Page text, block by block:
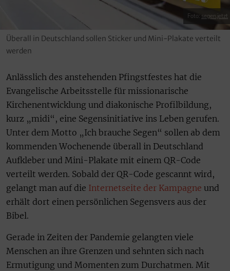
Foto: segen.jetzt
Überall in Deutschland sollen Sticker und Mini-Plakate verteilt
werden
Anlässlich des anstehenden Pfingstfestes hat die
Evangelische Arbeitsstelle für missionarische
Kirchenentwicklung und diakonische Profilbildung,
kurz „midi“, eine Segensinitiative ins Leben gerufen.
Unter dem Motto „Ich brauche Segen“ sollen ab dem
kommenden Wochenende überall in Deutschland
Aufkleber und Mini-Plakate mit einem QR-Code
verteilt werden. Sobald der QR-Code gescannt wird,
gelangt man auf die Internetseite der Kampagne und
erhält dort einen persönlichen Segensvers aus der
Bibel.
Gerade in Zeiten der Pandemie gelangten viele
Menschen an ihre Grenzen und sehnten sich nach
Ermutigung und Momenten zum Durchatmen. Mit